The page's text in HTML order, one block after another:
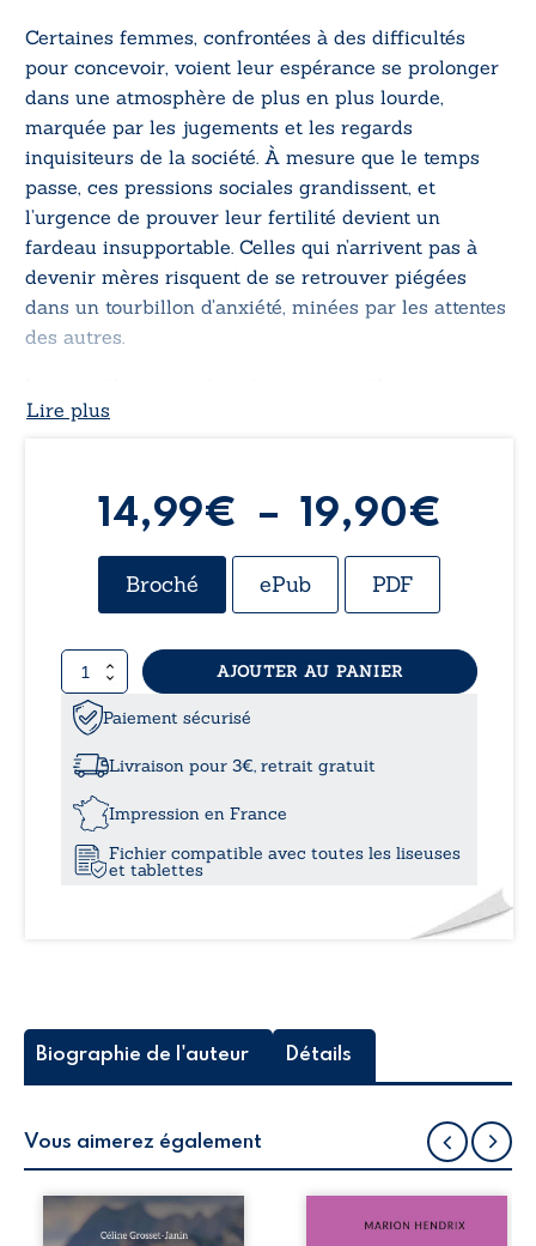
Certaines femmes, confrontées à des difficultés
pour concevoir, voient leur espérance se prolonger
dans une atmosphère de plus en plus lourde,
marquée par les jugements et les regards
inquisiteurs de la société. À mesure que le temps
passe, ces pressions sociales grandissent, et
l’urgence de prouver leur fertilité devient un
fardeau insupportable. Celles qui n’arrivent pas à
devenir mères risquent de se retrouver piégées
dans un tourbillon d’anxiété, minées par les attentes
des autres.
silencieuse que beaucoup de femmes endurent en
voire machiavélique, pour échapper à ses
détracteurs et se libérer de ce fardeau moral et
émotionnel.
Lire plus
14,99€ – 19,90€
de
Broché ePub PDF
quantité
de
La
grisaille
AJOUTER AU PANIER
Paiement sécurisé
Livraison pour 3€, retrait gratuit
Impression en France
Fichier compatible avec toutes les liseuses
et tablettes
Biographie de l'auteur Détails
Vous aimerez également
Que reste-t-il de
l’enfance lorsque
Nous sommes en